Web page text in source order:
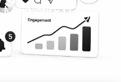
Digital